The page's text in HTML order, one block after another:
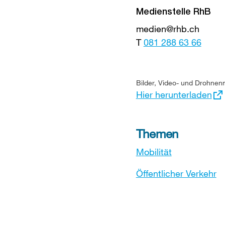
Medienstelle RhB
medien@rhb.ch
T081 288 63 66
Bilder, Video- und
Externer
Link:
Hier herunterladen
Themen
Mobilität
Öffentlicher Verkehr